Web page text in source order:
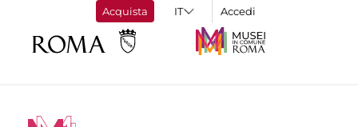
Acquista Accedi